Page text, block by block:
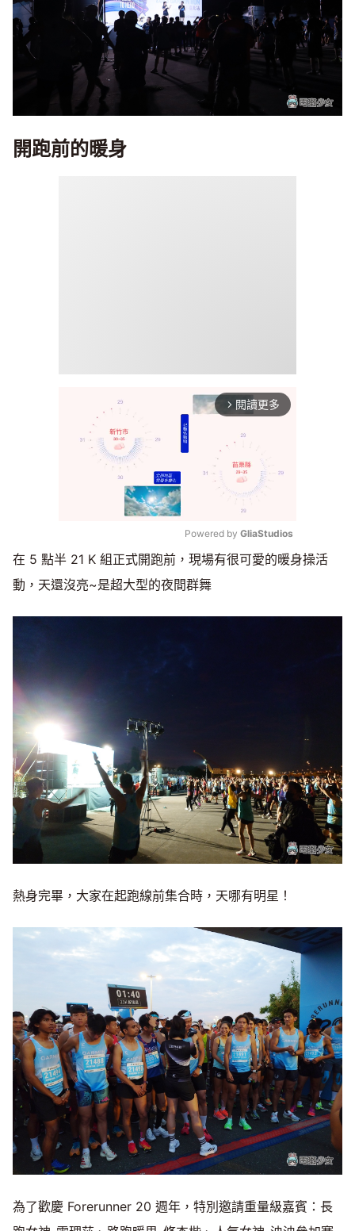
開跑前的暖身
arrow_forward_ios 閱讀更多
Mute
Powered by GliaStudios
在 5 點半 21 K 組正式開跑前，現場有很可愛的暖身操活
動，天還沒亮~是超大型的夜間群舞
熱身完畢，大家在起跑線前集合時，天哪有明星！
為了歡慶 Forerunner 20 週年，特別邀請重量級嘉賓：長